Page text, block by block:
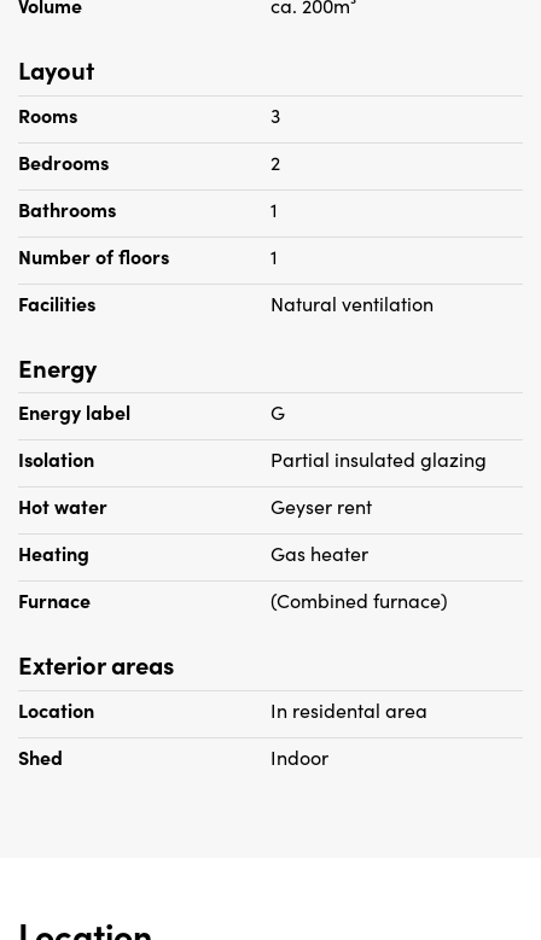
onvolledigheid, onjuistheid of anderszins, dan wel de
Layout
Rooms
3
Bedrooms
2
Bathrooms
1
Number of floors
1
Facilities
Natural ventilation
Energy
Energy label
G
Isolation
Partial insulated glazing
Hot water
Geyser rent
Heating
Gas heater
Furnace
(Combined furnace)
Exterior areas
Location
In residental area
Shed
Indoor